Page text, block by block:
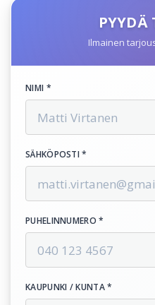
PYYDÄ
Ilmainen
NIMI *
SÄHKÖPOSTI *
PUHELINNUMERO *
KAUPUNKI / KUNTA *